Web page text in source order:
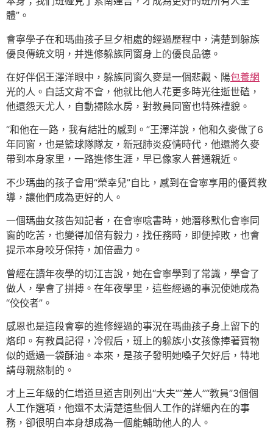
體”。
會寧學子在和瑪曲孩子旦夕相處的經過歷程中，清楚到躲族
優良傳統文明，并進修躲族同窗身上的優良品德。
在好伴侶王澤洋眼中，躲族同窗久麥是一個悲觀、陽包養網
光的人。白話文背不會，他就比他人花更多時光往逝世磕，
他還怨天尤人，自動掃除水房，對教員同窗也特殊禮貌。
“和他在一路，我有結壯的感到。”王澤洋說，他和久麥做了6
年同窗，也是籃球隊隊友，新冠肺炎疫情時代，他還將久麥
帶到本身家里，一路進修生涯，早已像家人普通親近。
不少瑪曲的孩子會用“榮幸兒”自比，感到在會寧享用的優質教
導，讓他們成為更好的人。
一個瑪曲女孩告知記者，在會寧唸書時，她潛移默化會寧同
窗的吃苦，也變得加倍有毅力，找任務時，即便掉敗，也會
提示本身咬牙保持，加倍盡力。
曾經在讀年夜學的切江吉說，她在會寧學到了常識，學會了
做人，學會了拼搏。在年夜學里，這些經過的事況使她成為
“佼佼者”。
感恩也是這段會寧的進修經過的事況在瑪曲孩子身上留下的
烙印。有教員記得，冷假后，班上的躲族小女孩像捧著寶物
似的遞過一袋酥油。本來，是孩子發明她嗓子欠好后，特地
請母親熬制的。
才上三年級的仁增道旦道吉則列出“大夫”“差人”“教員”3個個
人工作選項，他還不太清楚這些個人工作的詳細內在的事
務，卻很明白本身想成為一個能輔助他人的人。